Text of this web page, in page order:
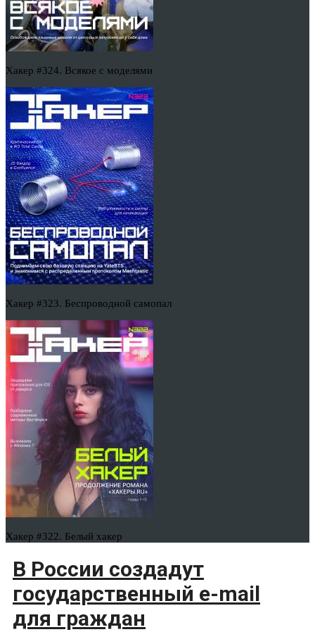
Хакер #324. Всякое с моделями
Хакер #323. Беспроводной самопал
Хакер #322. Белый хакер
В России создадут
государственный e-mail
для граждан